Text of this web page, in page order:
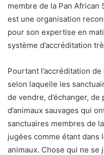
membre de la Pan African
est une organisation
pour son expertise en
système d’accréditation
Pourtant l’accréditation de
selon laquelle les
de vendre, d’échanger,
d’animaux sauvages qui
sanctuaires membres de
jugées comme étant
animaux. Chose qui ne se